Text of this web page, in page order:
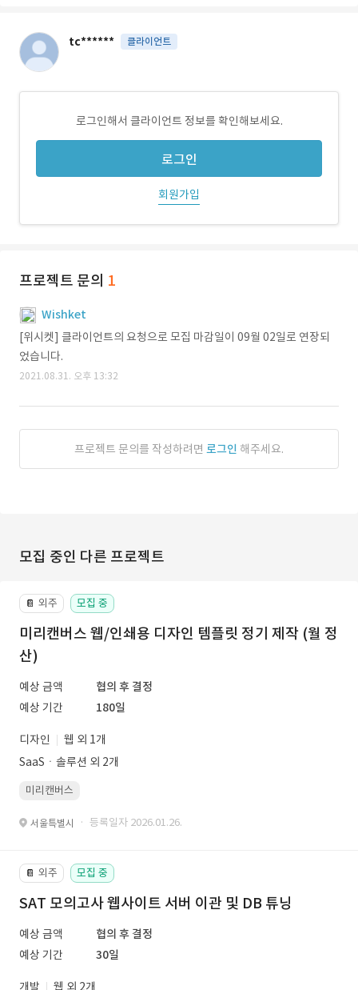
tc****** 클라이언트
로그인해서 클라이언트 정보를 확인해보세요.
로그인
회원가입
프로젝트 문의 1
Wishket
[위시켓] 클라이언트의 요청으로 모집 마감일이 09월 02일로 연장되
었습니다.
2021.08.31. 오후 13:32
프로젝트 문의를 작성하려면 로그인 해주세요.
모집 중인 다른 프로젝트
📔 외주 모집 중
미리캔버스 웹/인쇄용 디자인 템플릿 정기 제작 (월 정
산)
예상 금액
협의 후 결정
예상 기간
180일
디자인
웹 외 1개
SaaSㆍ솔루션 외 2개
미리캔버스
서울특별시 · 등록일자 2026.01.26.
📔 외주 모집 중
SAT 모의고사 웹사이트 서버 이관 및 DB 튜닝
예상 금액
협의 후 결정
예상 기간
30일
개발
웹 외 2개